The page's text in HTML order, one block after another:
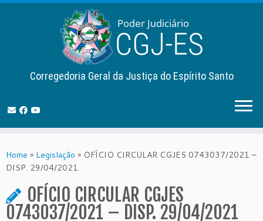
to
content
Corregedoria Geral da Justiça do Espírito Santo
Home » Legislação » OFÍCIO CIRCULAR CGJES 0743037/2021 –
DISP. 29/04/2021
OFÍCIO CIRCULAR CGJES
0743037/2021 – DISP. 29/04/2021